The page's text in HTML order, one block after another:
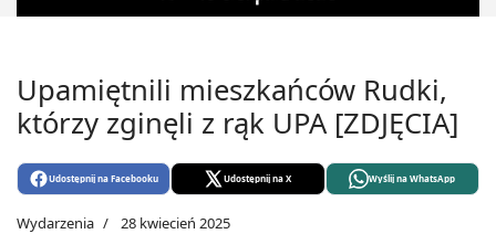
Upamiętnili mieszkańców Rudki,
którzy zginęli z rąk UPA [ZDJĘCIA]
Udostępnij na Facebooku Udostępnij na X Wyślij na WhatsApp
Wydarzenia 28 kwiecień 2025